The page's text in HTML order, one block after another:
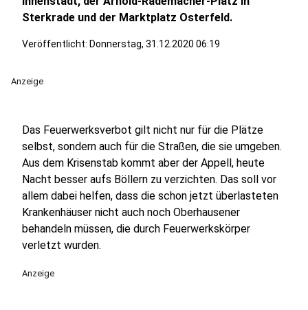
Sterkrade und der Marktplatz Osterfeld.
Veröffentlicht: Donnerstag, 31.12.2020 06:19
Anzeige
Das Feuerwerksverbot gilt nicht nur für die Plätze
selbst, sondern auch für die Straßen, die sie umgeben.
Aus dem Krisenstab kommt aber der Appell, heute
Nacht besser aufs Böllern zu verzichten. Das soll vor
allem dabei helfen, dass die schon jetzt überlasteten
Krankenhäuser nicht auch noch Oberhausener
behandeln müssen, die durch Feuerwerkskörper
verletzt wurden.
Anzeige